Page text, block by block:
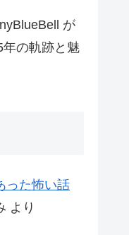
が
の軌跡と魅
った怖い話
より